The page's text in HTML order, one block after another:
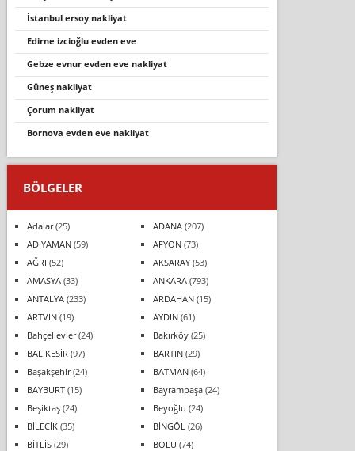
i̇stanbul ersoy nakliyat
edirne izcioğlu evden eve
gebze evnur evden eve nakli̇yat
güneş nakliyat
çorum nakliyat
bornova evden eve nakli̇yat
BÖLGELER
Adalar(25) ADANA(207)
ADIYAMAN(59) AFYON(73)
AĞRI (52) AKSARAY(53)
AMASYA(33) ANKARA(793)
ANTALYA(233) ARDAHAN(15)
ARTVİN(19) AYDIN(61)
Bahçelievler(24) Bakırköy(25)
BALIKESİR (97) BARTIN(29)
Başakşehir(24) BATMAN(64)
BAYBURT(15) Bayrampaşa(24)
Beşiktaş(24) Beyoğlu (24)
BİLECİK(35) BİNGÖL (26)
BİTLİS(29) BOLU (74)